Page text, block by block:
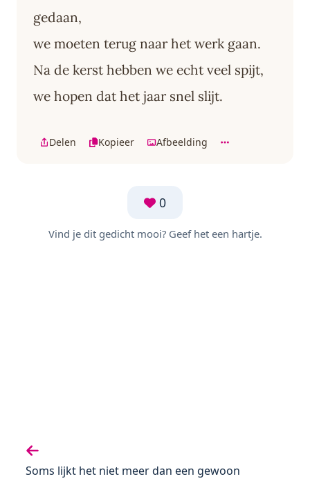
gedaan,
we moeten terug naar het werk gaan.
Na de kerst hebben we echt veel spijt,
we hopen dat het jaar snel slijt.
Delen Kopieer Afbeelding
0
Vind je dit gedicht mooi? Geef het een hartje.
Vorige gedicht:
Soms lijkt het niet meer dan een gewoon